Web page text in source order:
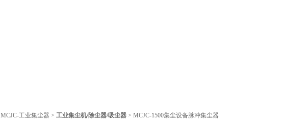
MCJC-工业集尘器 > 工业集尘机/除尘器/吸尘器 > MCJC-1500集尘设备脉冲集尘器